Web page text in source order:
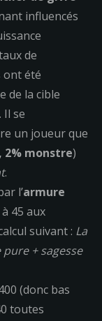
influencés
de
ont été
de la cible
se
un joueur que
2% monstre)
.
l’armure
45 aux
suivant : La
+ sagesse
(donc bas
toutes